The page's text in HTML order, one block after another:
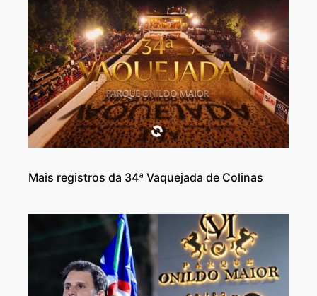
Mais registros da 34ª Vaquejada de Colinas